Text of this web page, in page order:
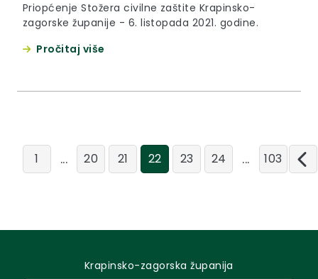
Priopćenje Stožera civilne zaštite Krapinsko-
zagorske županije - 6. listopada 2021. godine.
Pročitaj više
1 ... 20 21 22 23 24 ... 103
Krapinsko-zagorska županija